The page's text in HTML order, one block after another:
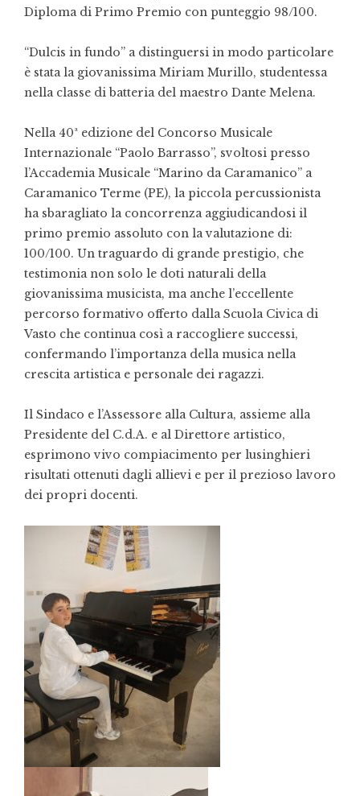
Diploma di Primo Premio con punteggio 98/100.
“Dulcis in fundo” a distinguersi in modo particolare
è stata la giovanissima Miriam Murillo, studentessa
nella classe di batteria del maestro Dante Melena.
Nella 40ª edizione del Concorso Musicale
Internazionale “Paolo Barrasso”, svoltosi presso
l’Accademia Musicale “Marino da Caramanico” a
Caramanico Terme (PE), la piccola percussionista
ha sbaragliato la concorrenza aggiudicandosi il
primo premio assoluto con la valutazione di:
100/100. Un traguardo di grande prestigio, che
testimonia non solo le doti naturali della
giovanissima musicista, ma anche l’eccellente
percorso formativo offerto dalla Scuola Civica di
Vasto che continua così a raccogliere successi,
confermando l’importanza della musica nella
crescita artistica e personale dei ragazzi.
Il Sindaco e l’Assessore alla Cultura, assieme alla
Presidente del C.d.A. e al Direttore artistico,
esprimono vivo compiacimento per lusinghieri
risultati ottenuti dagli allievi e per il prezioso lavoro
dei propri docenti.